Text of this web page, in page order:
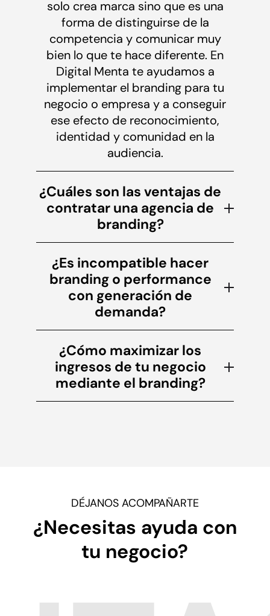
solo crea marca sino que es una
forma de distinguirse de la
competencia y comunicar muy
bien lo que te hace diferente. En
Digital Menta te ayudamos a
implementar el branding para tu
negocio o empresa y a conseguir
ese efecto de reconocimiento,
identidad y comunidad en la
audiencia.
¿Cuáles son las ventajas de
contratar una agencia de
branding?
¿Es incompatible hacer
branding o performance
con generación de
demanda?
¿Cómo maximizar los
ingresos de tu negocio
mediante el branding?
DÉJANOS ACOMPAÑARTE
¿Necesitas ayuda con
tu negocio?